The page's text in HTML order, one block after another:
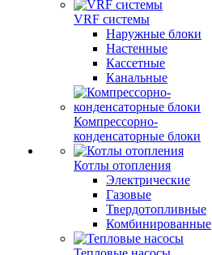
VRF системы
Наружные блоки
Настенные
Кассетные
Канальные
Компрессорно-
конденсаторные блоки
Котлы отопления
Электрические
Газовые
Твердотопливные
Комбинированные